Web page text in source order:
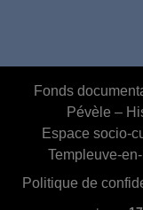
Fonds
Pévèle –
Espace socio-
Templeuve-
Politique de